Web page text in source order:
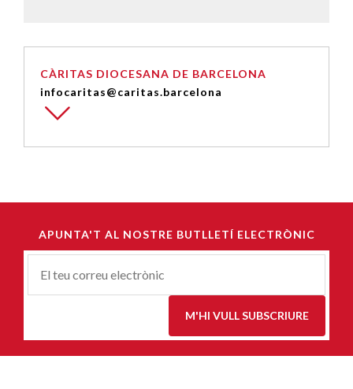
CÀRITAS DIOCESANA DE BARCELONA
infocaritas@caritas.barcelona
APUNTA'T AL NOSTRE BUTLLETÍ ELECTRÒNIC
Correu-
M'HI VULL SUBSCRIURE